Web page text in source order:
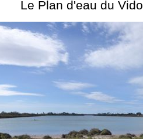
Le Plan d'eau du